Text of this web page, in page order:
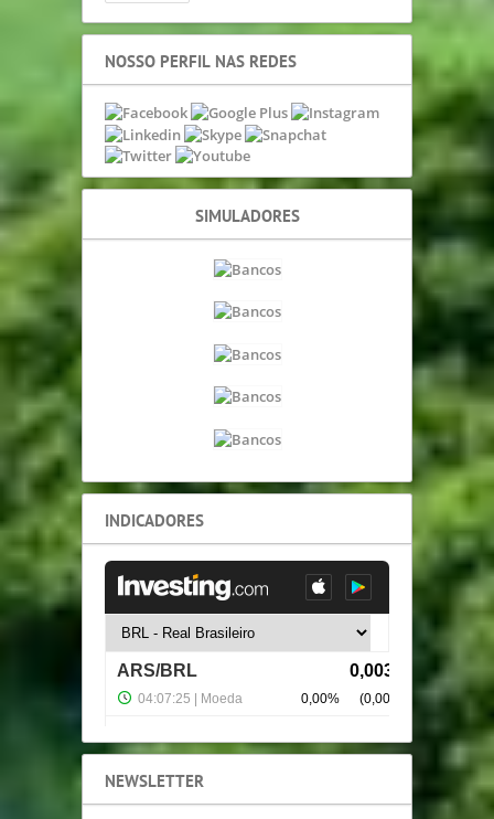
NOSSO PERFIL NAS REDES
SIMULADORES
INDICADORES
NEWSLETTER